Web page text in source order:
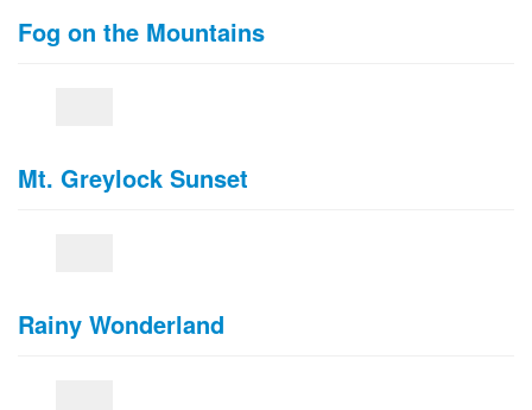
Fog on the Mountains
Mt. Greylock Sunset
Rainy Wonderland